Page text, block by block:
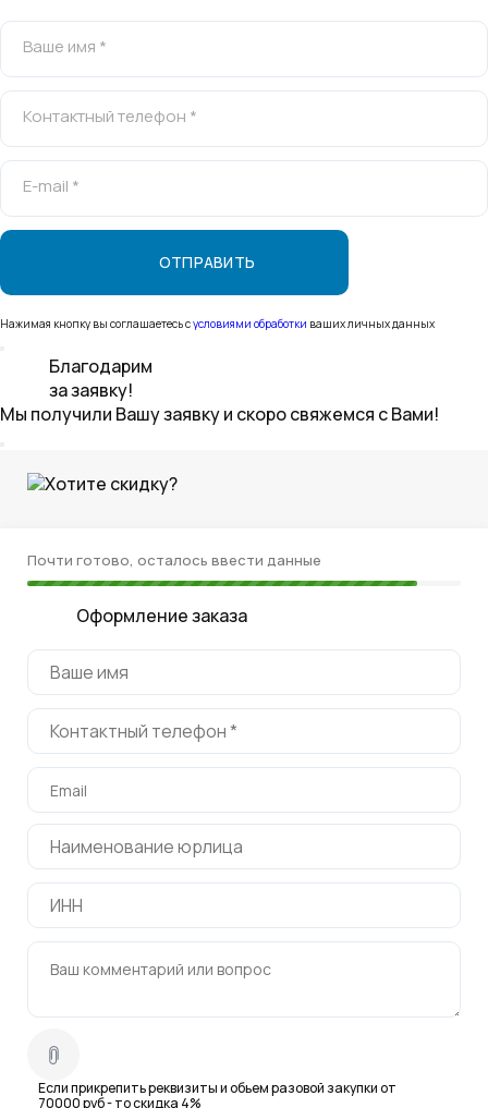
Ваше имя *
Контактный телефон *
E-mail *
Нажимая кнопку вы соглашаетесь сусловиями обработки ваших личных данных
Благодарим
за заявку!
Мы получили Вашу заявку и скоро свяжемся с Вами!
Хотите скидку?
Почти готово, осталось ввести данные
Оформление заказа
Если прикрепить реквизиты и обьем разовой закупки от
70000 руб - то скидка 4%